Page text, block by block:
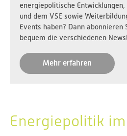
energiepolitische
und dem VSE sowie
Events haben? Dann abonnieren
bequem die verschiedenen
Mehr erfahren
Energiepolitik